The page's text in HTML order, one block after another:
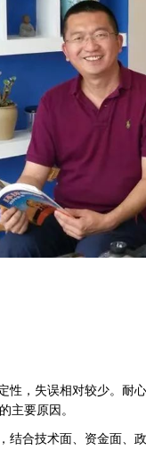
，失误相对较少。耐
主要原因。
合技术面、资金面、政